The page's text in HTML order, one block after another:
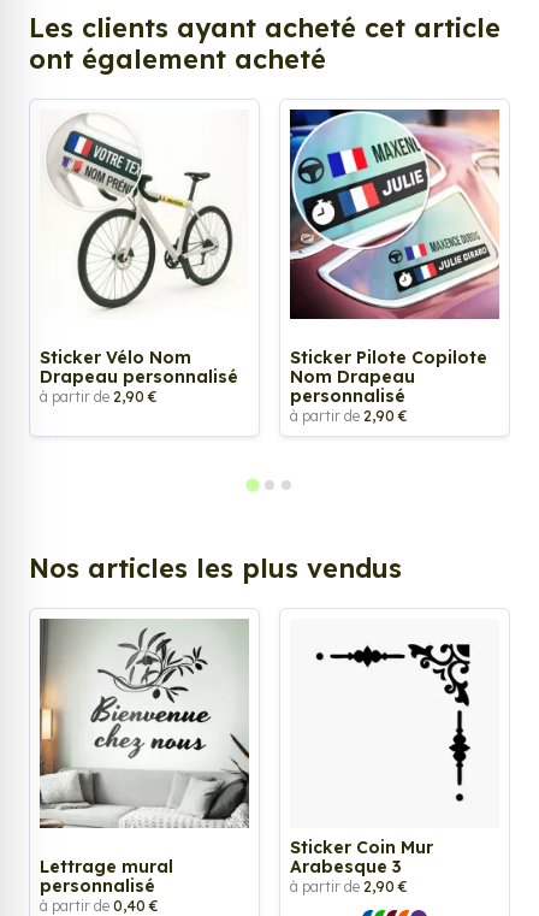
Les clients ayant acheté cet article
ont également acheté
Sticker Vélo Nom
Drapeau personnalisé
à partir de 2,90 €
Sticker Pilote Copilote
Nom Drapeau
personnalisé
à partir de 2,90 €
Nos articles les plus vendus
Lettrage mural
personnalisé
à partir de 0,40 €
Sticker Coin Mur
Arabesque 3
à partir de 2,90 €